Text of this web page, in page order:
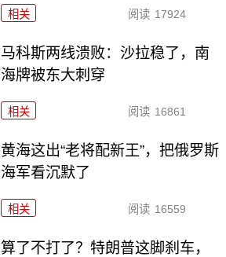
相关 阅读 17924
马科斯两线溃败：沙拉稳了，南
海牌被东大刺穿
相关 阅读 16861
黄海这出“老将配新王”，把俄罗斯
海军看沉默了
相关 阅读 16559
算了不打了？特朗普这脚刹车，